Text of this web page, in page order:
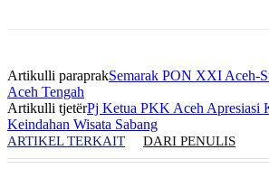
Artikulli paraprakSemarak PON XXI Aceh-
Aceh Tengah
Artikulli tjetërPj Ketua PKK Aceh Apresiasi
Keindahan Wisata Sabang
ARTIKEL TERKAIT DARI PENULIS